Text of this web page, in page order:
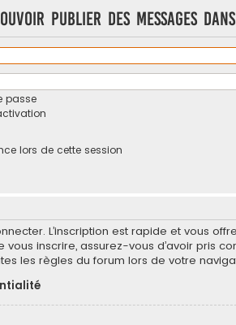
publier des messages
passe
lors de cette session
L’inscription est rapide et vous
vous inscrire, assurez-vous d’avoir
les règles du forum lors de votre